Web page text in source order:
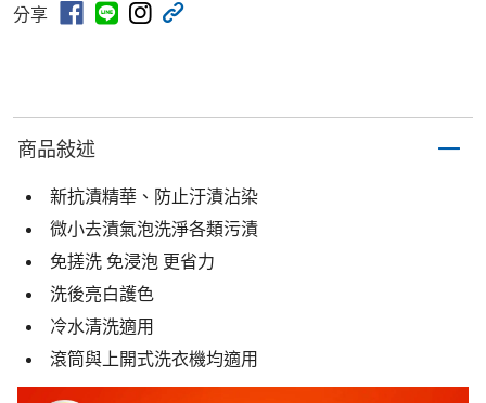
分享
商品敍述
新抗漬精華、防止汙漬沾染
微小去漬氣泡洗淨各類污漬
免搓洗 免浸泡 更省力
洗後亮白護色
冷水清洗適用
滾筒與上開式洗衣機均適用